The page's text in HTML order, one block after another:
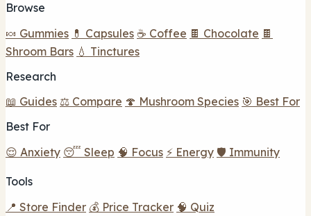
Browse
🍬 Gummies 💊 Capsules ☕ Coffee 🍫 Chocolate 🍫
Shroom Bars 💧 Tinctures
Research
📖 Guides ⚖️ Compare 🍄 Mushroom Species 🎯 Best For
Best For
😌 Anxiety 😴 Sleep 🧠 Focus ⚡ Energy 🛡️ Immunity
Tools
📍 Store Finder 💰 Price Tracker 🧠 Quiz